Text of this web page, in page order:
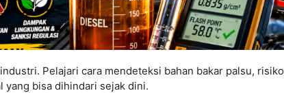
Pelajari cara mendeteksi bahan bakar palsu, risiko
yang bisa dihindari sejak dini.